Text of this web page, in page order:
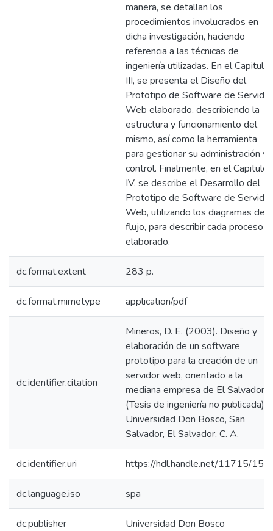
manera, se detallan los
procedimientos involucrados en
dicha investigación, haciendo
referencia a las técnicas de
ingeniería utilizadas. En el Capitulo
III, se presenta el Diseño del
Prototipo de Software de Servidor
Web elaborado, describiendo la
estructura y funcionamiento del
mismo, así como la herramienta
para gestionar su administración y
control. Finalmente, en el Capitulo
IV, se describe el Desarrollo del
Prototipo de Software de Servidor
Web, utilizando los diagramas de
flujo, para describir cada proceso
elaborado.
dc.format.extent 283 p.
dc.format.mimetype application/pdf
dc.identifier.citation
Mineros, D. E. (2003). Diseño y
elaboración de un software
prototipo para la creación de un
servidor web, orientado a la
mediana empresa de El Salvador.
(Tesis de ingeniería no publicada).
Universidad Don Bosco, San
Salvador, El Salvador, C. A.
dc.identifier.uri https://hdl.handle.net/11715/
dc.language.iso spa
dc.publisher Universidad Don Bosco